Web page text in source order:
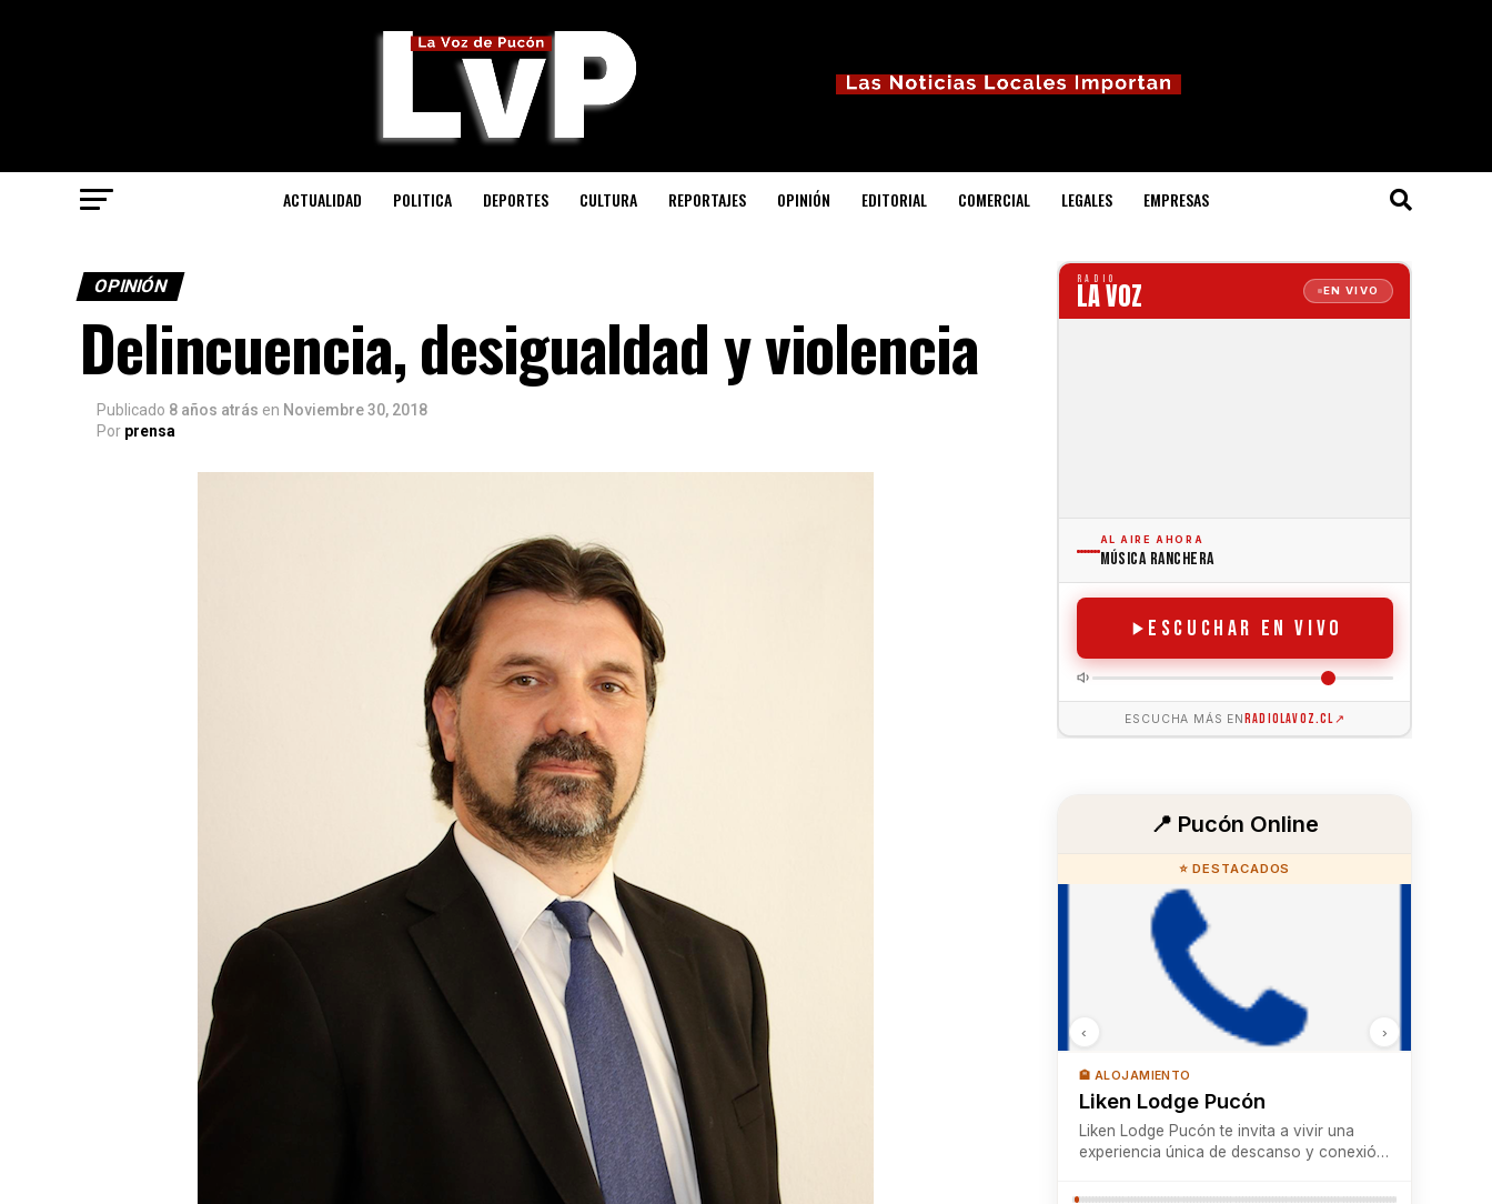
ACTUALIDAD POLITICA DEPORTES CULTURA REPORTAJES OPINIÓN EDITORIAL COMERCIAL LEGALES EMPRESAS
OPINIÓN
Delincuencia, desigualdad y violencia
Publicado 8 años atrás en Noviembre 30, 2018
Por prensa
📍 Pucón Online
⭐ DESTACADOS
🏨 ALOJAMIENTO
Liken Lodge Pucón
Liken Lodge Pucón te invita a vivir una
experiencia única de descanso y conexión
ubicadas dentro de un parque privado de
‹ ›